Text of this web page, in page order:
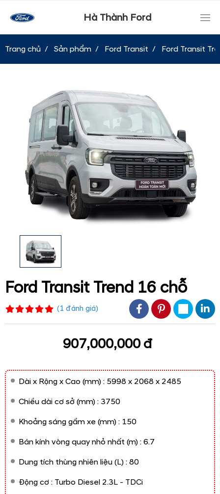
Hà Thành Ford
Trang chủ Sản phẩm Ford Transit Ford Transit
Ford Transit Trend 16 chỗ
(1 đánh giá)
907,000,000 đ
Dài x Rộng x Cao (mm) : 5998 x 2068 x 2485
Chiều dài cơ sở (mm) : 3750
Khoảng sáng gầm xe (mm) : 150
Bán kính vòng quay nhỏ nhất (m) : 6.7
Dung tích thùng nhiên liệu (L) : 80
Động cơ : Turbo Diesel 2.3L - TDCi